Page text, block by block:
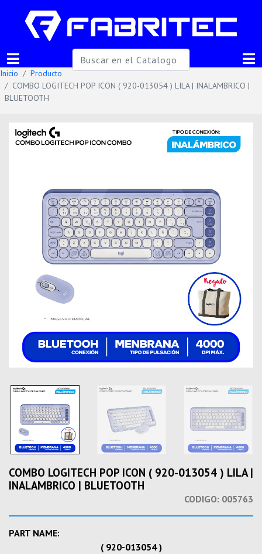
Inicio
Producto
COMBO LOGITECH POP ICON ( 920-013054 ) LILA | INALAMBRICO |
BLUETOOTH
COMBO LOGITECH POP ICON ( 920-013054 ) LILA |
INALAMBRICO | BLUETOOTH
CODIGO: 005763
PART NAME:
( 920-013054 )